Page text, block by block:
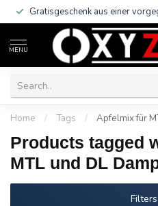
Gratisgeschenk aus einer
MENU
Home / Tags / Apfelmix für
Products tagged
MTL und DL
Filters